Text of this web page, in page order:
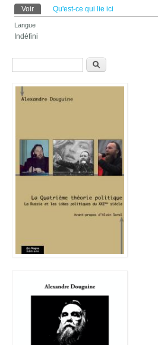
Onglets principaux
Voir (onglet actif)
Qu'est-ce qui lie ici
Langue
Indéfini
Formulaire de recherche